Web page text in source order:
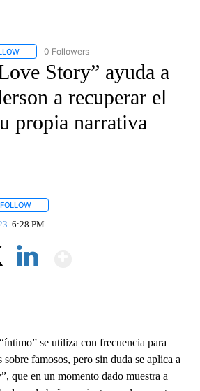
FOLLOW "CNN-SPANISH" TO RECEIVE
0 Followers
Story” ayuda a
a recuperar el
propia narrativa
FOLLOW
6:28 PM
se utiliza con frecuencia para
famosos, pero sin duda se aplica a
que en un momento dado muestra a